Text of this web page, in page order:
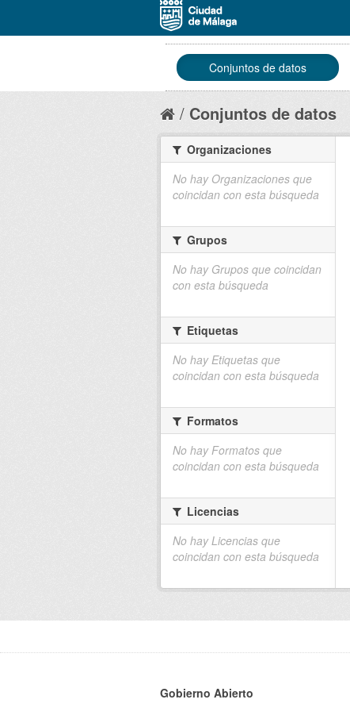
Conjuntos de datos
Conjuntos de datos
Organizaciones
No hay Organizaciones que
coincidan con esta búsqueda
Grupos
No hay Grupos que coincidan
con esta búsqueda
Etiquetas
No hay Etiquetas que
coincidan con esta búsqueda
Formatos
No hay Formatos que
coincidan con esta búsqueda
Licencias
No hay Licencias que
coincidan con esta búsqueda
Gobierno Abierto